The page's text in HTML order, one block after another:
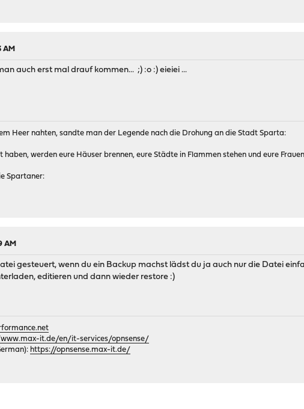
AM
auch erst mal drauf kommen... ;) :o :) eieiei ...
Heer nahten, sandte man der Legende nach die Drohung an die Stadt Sparta:
haben, werden eure Häuser brennen, eure Städte in Flammen stehen und eure
Spartaner:
AM
gesteuert, wenn du ein Backup machst lädst du ja auch nur die Datei
editieren und dann wieder restore :)
it.de/en/it-services/opnsense/
https://opnsense.max-it.de/